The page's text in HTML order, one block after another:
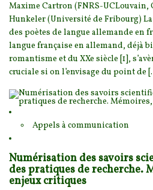
Maxime Cartron (FNRS-UCLouvain,
Hunkeler (Université de Fribourg)
des poètes de langue allemande en
langue française en allemand, déjà
romantisme et du XXe siècle [1],
cruciale si on l’envisage du point de
Appels à communication
Numérisation des savoirs
des pratiques de recherche.
enjeux critiques